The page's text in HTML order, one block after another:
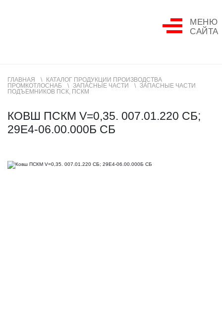
МЕНЮ
САЙТА
ГЛАВНАЯ
КАТАЛОГ ПРОДУКЦИИ ПРОИЗВОДСТВА
ПРОМКОТЛОСНАБ
ЗАПАСНЫЕ ЧАСТИ
ЗАПАСНЫЕ ЧАСТИ
ПОДЪЕМНИКОВ ПСК, ПСКМ
КОВШ ПСКМ V=0,35. 007.01.220 СБ;
29Е4-06.00.000Б СБ